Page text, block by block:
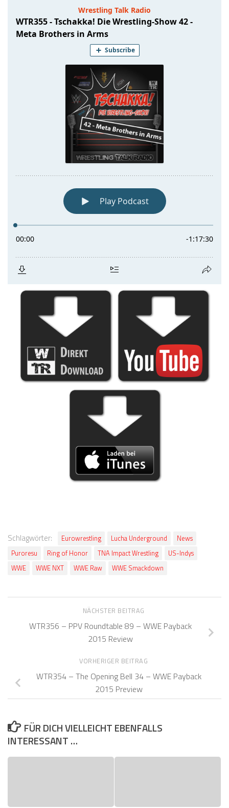
Schlagwörter: Eurowrestling Lucha Underground
News
Puroresu
Ring of Honor TNA Impact Wrestling
US-Indys
WWE
WWE NXT WWE Raw WWE Smackdown
NÄCHSTER BEITRAG
WTR356 – PPV Roundtable 89 – WWE Payback
2015 Review
VORHERIGER BEITRAG
WTR354 – The Opening Bell 34 – WWE Payback
2015 Preview
FÜR DICH VIELLEICHT EBENFALLS
INTERESSANT …